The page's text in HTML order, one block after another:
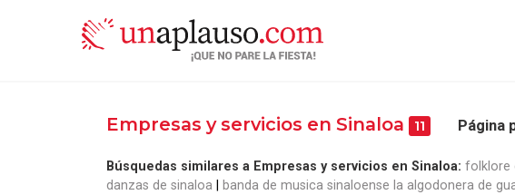
Empresas y servicios en Sinaloa 11 Página
Búsquedas similares a Empresas y servicios en Sinaloa: folklore
danzas de sinaloa
banda de musica sinaloense la algodonera de